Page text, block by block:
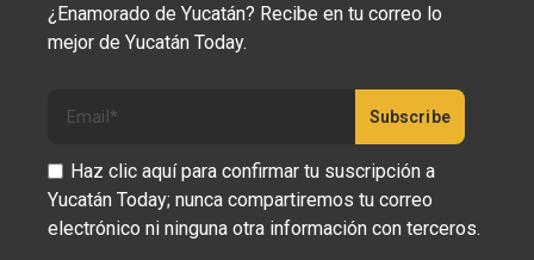
¿Enamorado de Yucatán? Recibe en tu correo lo
mejor de Yucatán Today.
Haz clic aquí para confirmar tu suscripción a
Yucatán Today; nunca compartiremos tu correo
electrónico ni ninguna otra información con terceros.